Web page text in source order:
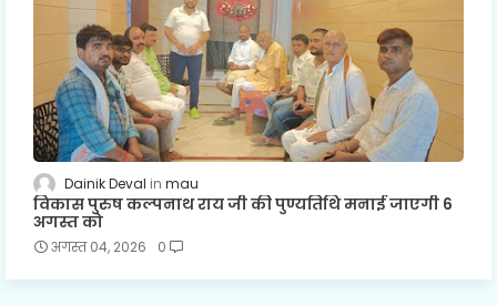
Dainik Deval mau
विकास पुरुष कल्पनाथ राय जी की पुण्यतिथि मनाई जाएगी 6
अगस्त को
अगस्त 04, 2026 0